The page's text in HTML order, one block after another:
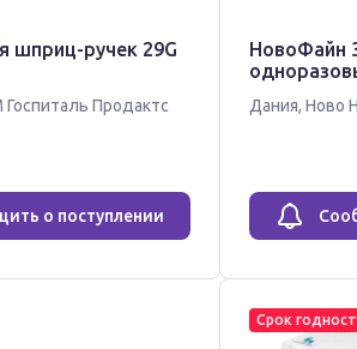
шприц-ручек 29G
Продактс
о поступлении
НовоФайн
Дания,Ново
Срок